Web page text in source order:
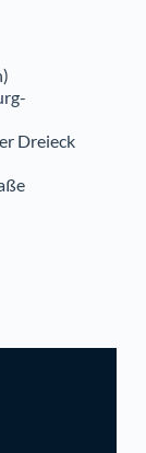
Dreieck